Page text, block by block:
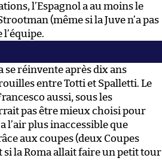
l’Espagnol a au moins le
(même si la Juve n’a pas
se réinvente après dix ans
entre Totti et Spalletti. Le
aussi, sous les
pas être mieux choisi pour
a l’air plus inaccessible que
aux coupes (deux Coupes
si la Roma allait faire un petit tour